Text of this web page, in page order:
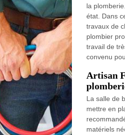
la
état. Dans
travaux de
plombier
travail de
convenu
Artisan
La salle de
mettre en
matériels